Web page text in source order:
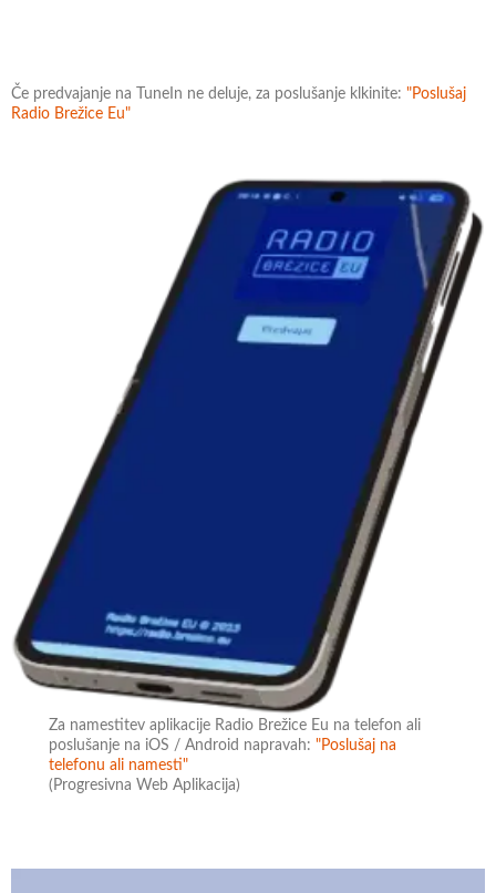
Če predvajanje na TuneIn ne deluje, za poslušanje klkinite: "Poslušaj
Radio Brežice Eu"
Za namestitev aplikacije Radio Brežice Eu na telefon ali
poslušanje na iOS / Android napravah:"Poslušaj na
telefonu ali namesti"
(Progresivna Web Aplikacija)